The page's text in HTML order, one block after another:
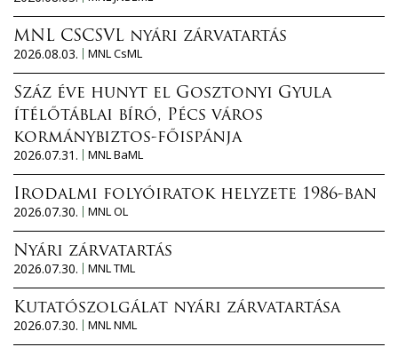
MNL CSCSVL nyári zárvatartás
2026.08.03.
MNL CsML
Száz éve hunyt el Gosztonyi Gyula
ítélőtáblai bíró, Pécs város
kormánybiztos-főispánja
2026.07.31.
MNL BaML
Irodalmi folyóiratok helyzete 1986-ban
2026.07.30.
MNL OL
Nyári zárvatartás
2026.07.30.
MNL TML
Kutatószolgálat nyári zárvatartása
2026.07.30.
MNL NML